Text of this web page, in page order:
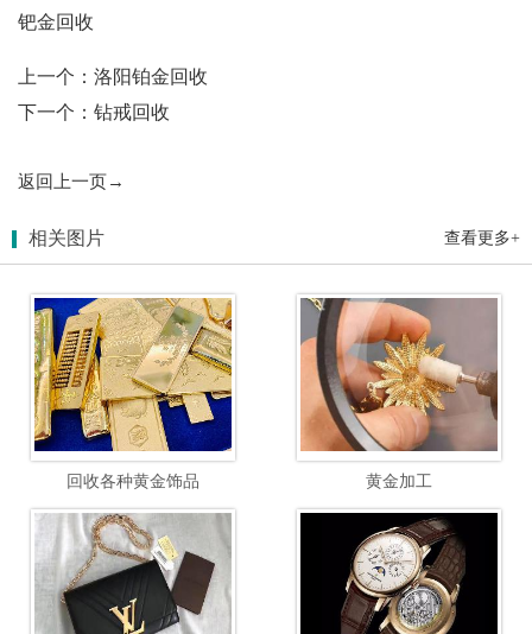
钯金回收
上一个：洛阳铂金回收
下一个：钻戒回收
返回上一页→
查看更多+
相关图片
回收各种黄金饰品 黄金加工